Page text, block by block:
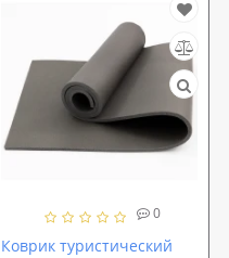
0
Коврик туристический